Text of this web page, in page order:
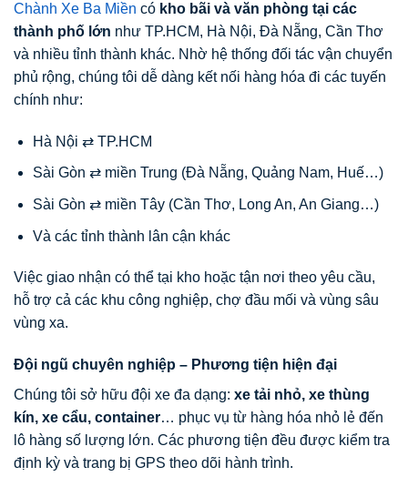
Chành Xe Ba Miền có kho bãi và văn phòng tại các
thành phố lớn như TP.HCM, Hà Nội, Đà Nẵng, Cần Thơ
và nhiều tỉnh thành khác. Nhờ hệ thống đối tác vận chuyển
phủ rộng, chúng tôi dễ dàng kết nối hàng hóa đi các tuyến
chính như:
Hà Nội ⇄ TP.HCM
Sài Gòn ⇄ miền Trung (Đà Nẵng, Quảng Nam, Huế…)
Sài Gòn ⇄ miền Tây (Cần Thơ, Long An, An Giang…)
Và các tỉnh thành lân cận khác
Việc giao nhận có thể tại kho hoặc tận nơi theo yêu cầu,
hỗ trợ cả các khu công nghiệp, chợ đầu mối và vùng sâu
vùng xa.
Đội ngũ chuyên nghiệp – Phương tiện hiện đại
Chúng tôi sở hữu đội xe đa dạng: xe tải nhỏ, xe thùng
kín, xe cẩu, container… phục vụ từ hàng hóa nhỏ lẻ đến
lô hàng số lượng lớn. Các phương tiện đều được kiểm tra
định kỳ và trang bị GPS theo dõi hành trình.